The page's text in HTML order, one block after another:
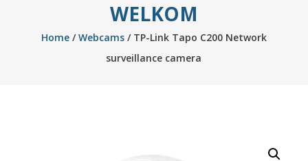
WELKOM
Home/Webcams/ TP-Link Tapo C200 Network
surveillance camera